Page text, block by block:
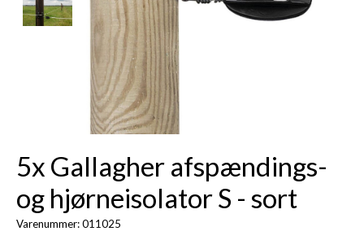
5x Gallagher afspændings-
og hjørneisolator S - sort
Varenummer: 011025